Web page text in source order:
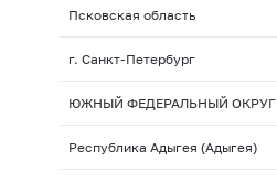
Псковская область
г. Санкт-Петербург
ЮЖНЫЙ ФЕДЕРАЛЬНЫЙ ОКРУГ
Республика Адыгея (Адыгея)